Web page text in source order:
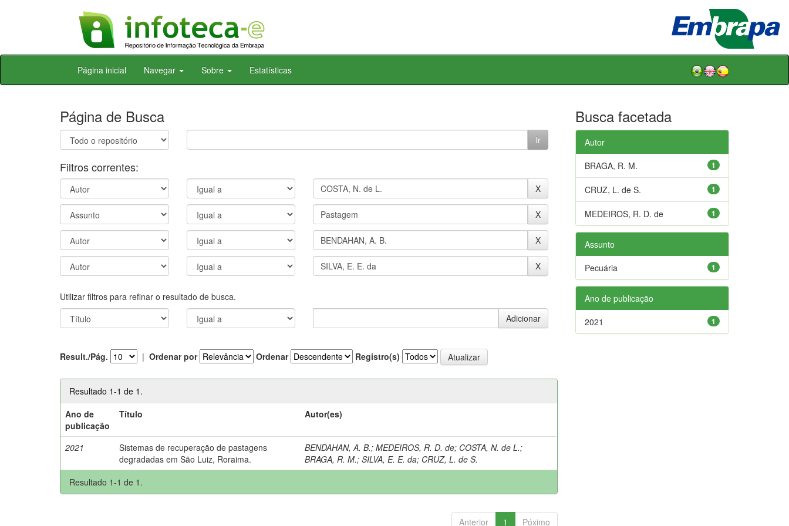
Skip
Página inicial Navegar Sobre Estatísticas
Página de Busca
Filtros correntes:
Utilizar filtros para refinar o resultado de busca.
Result./Pág. | Ordenar por Ordenar Registro(s)
Resultado 1-1 de 1.
Ano de
publicação
Título Autor(es)
2021
Sistemas de recuperação de pastagens
degradadas em São Luiz, Roraima.
BENDAHAN, A. B.;MEDEIROS, R. D. de; COSTA, N. de L.;
BRAGA, R. M.;SILVA, E. E. da; CRUZ, L. de S.
Resultado 1-1 de 1.
Anterior 1 Póximo
Busca facetada
Autor
1
BRAGA, R. M.
1
CRUZ, L. de S.
1
MEDEIROS, R. D. de
Assunto
1
Pecuária
Ano de publicação
1
2021